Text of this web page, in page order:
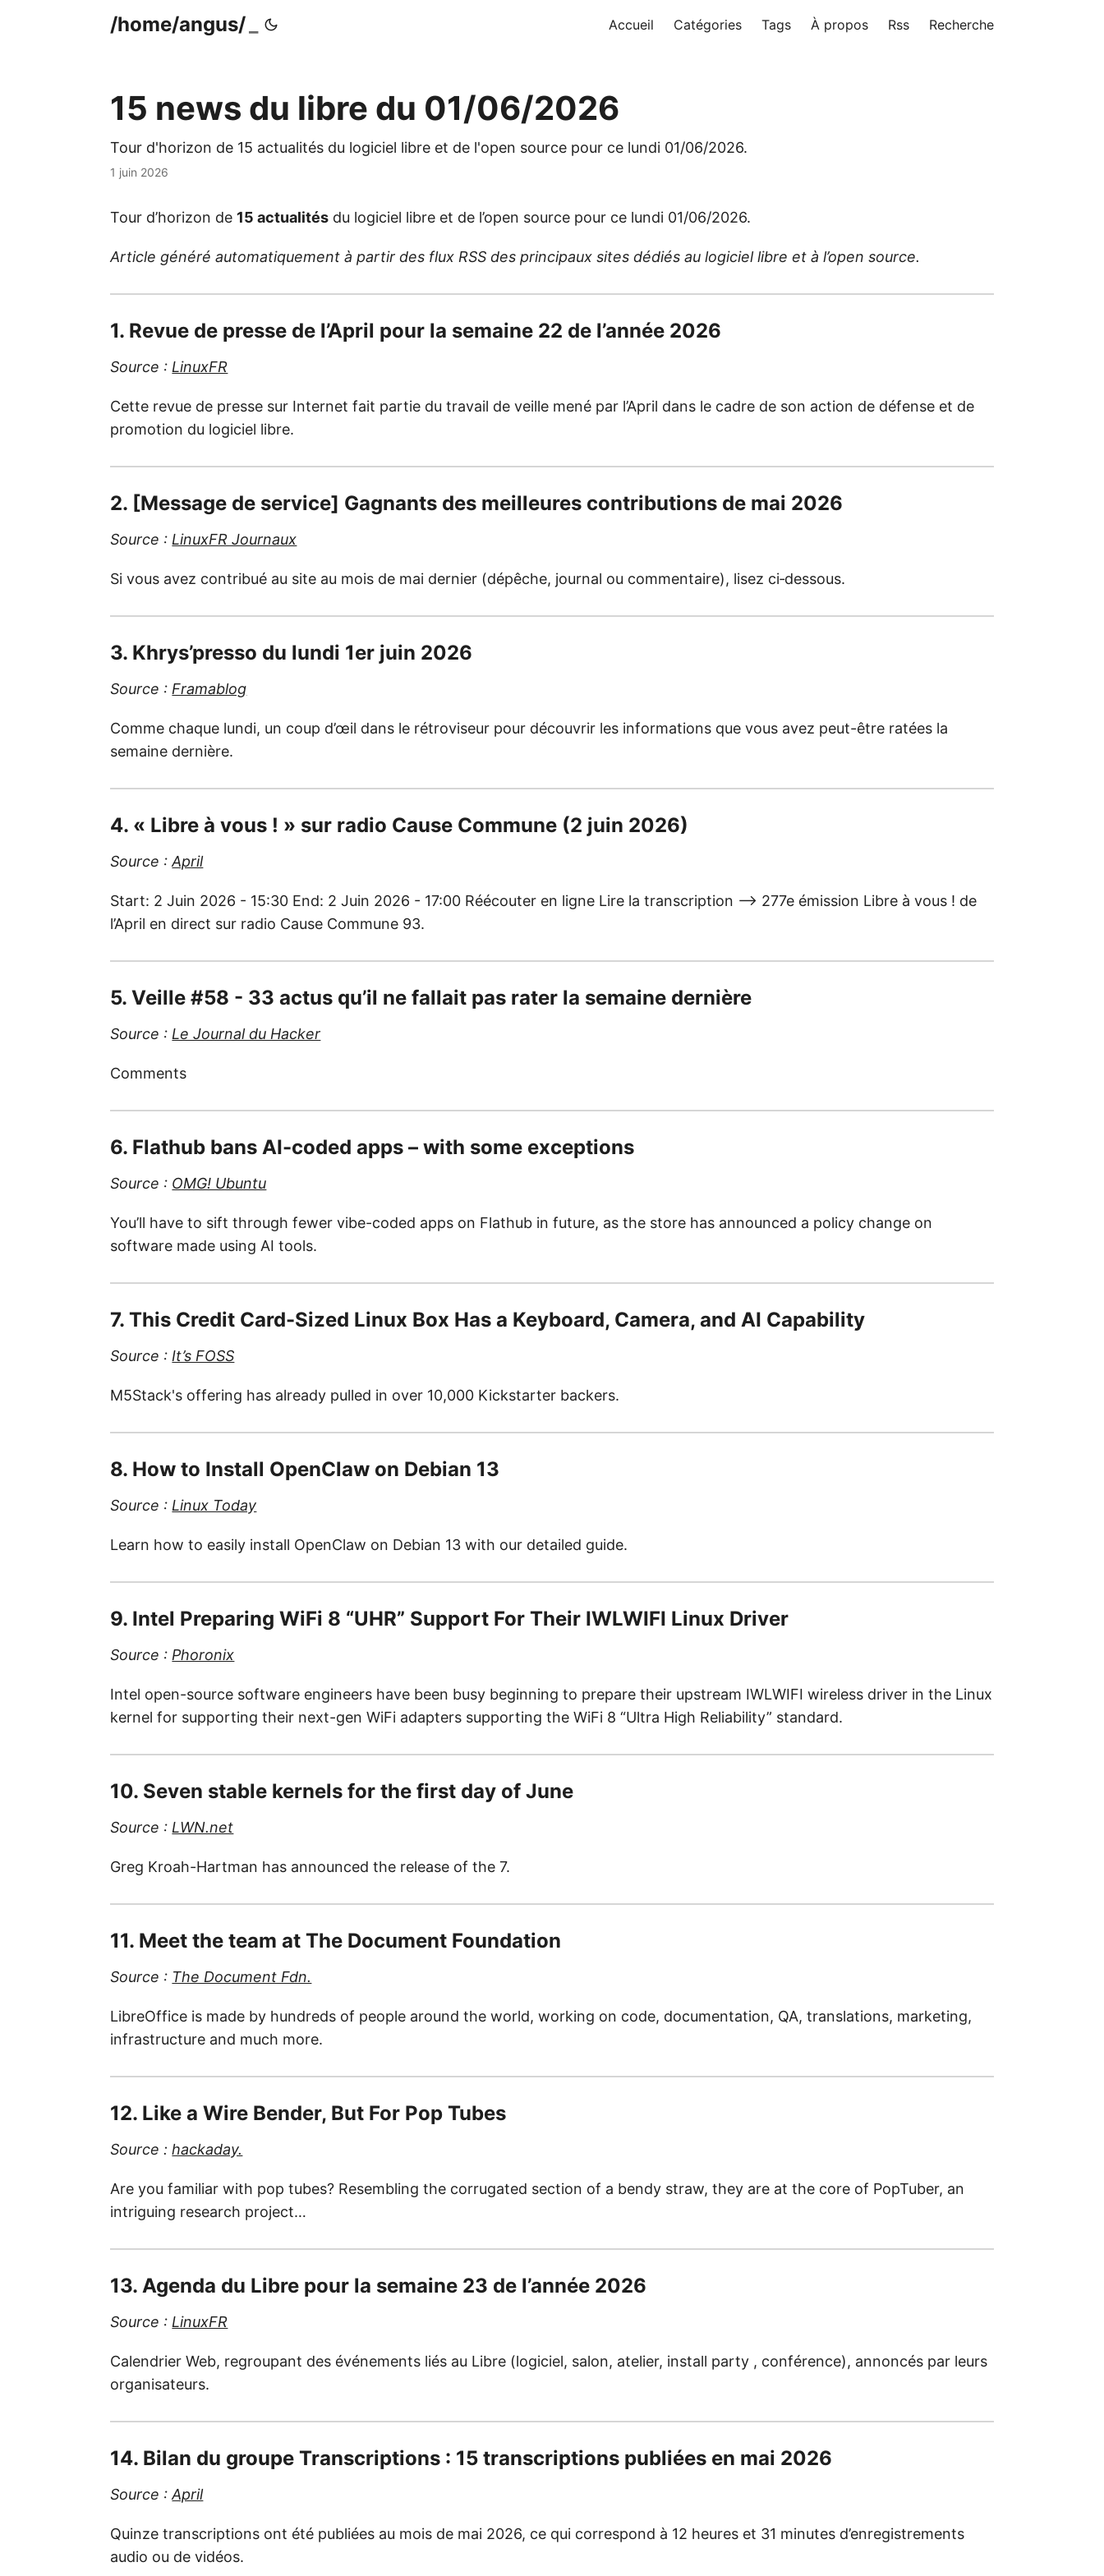
/home/angus/ Accueil Catégories Tags À propos Rss Recherche
15 news du libre du 01/06/2026
Tour d'horizon de 15 actualités du logiciel libre et de l'open source pour ce lundi 01/06/2026.
1 juin 2026
Tour d’horizon de 15 actualités du logiciel libre et de l’open source pour ce lundi 01/06/2026.
Article généré automatiquement à partir des flux RSS des principaux sites dédiés au logiciel libre et à l’open source.
1. Revue de presse de l’April pour la semaine 22 de l’année 2026
Source : LinuxFR
Cette revue de presse sur Internet fait partie du travail de veille mené par l’April dans le cadre de son action de défense et de
promotion du logiciel libre.
2. [Message de service] Gagnants des meilleures contributions de mai 2026
Source : LinuxFR Journaux
Si vous avez contribué au site au mois de mai dernier (dépêche, journal ou commentaire), lisez ci‑dessous.
3. Khrys’presso du lundi 1er juin 2026
Source : Framablog
Comme chaque lundi, un coup d’œil dans le rétroviseur pour découvrir les informations que vous avez peut-être ratées la
semaine dernière.
4. « Libre à vous ! » sur radio Cause Commune (2 juin 2026)
Source :April
Start: 2 Juin 2026 - 15:30 End: 2 Juin 2026 - 17:00 Réécouter en ligne Lire la transcription –> 277e émission Libre à vous ! de
l’April en direct sur radio Cause Commune 93.
5. Veille #58 - 33 actus qu’il ne fallait pas rater la semaine dernière
Source : Le Journal du Hacker
Comments
6. Flathub bans AI-coded apps – with some exceptions
Source : OMG! Ubuntu
You’ll have to sift through fewer vibe-coded apps on Flathub in future, as the store has announced a policy change on
software made using AI tools.
7. This Credit Card-Sized Linux Box Has a Keyboard, Camera, and AI Capability
Source : It’s FOSS
M5Stack's offering has already pulled in over 10,000 Kickstarter backers.
8. How to Install OpenClaw on Debian 13
Source : Linux Today
Learn how to easily install OpenClaw on Debian 13 with our detailed guide.
9. Intel Preparing WiFi 8 “UHR” Support For Their IWLWIFI Linux Driver
Source : Phoronix
Intel open-source software engineers have been busy beginning to prepare their upstream IWLWIFI wireless driver in the Linux
kernel for supporting their next-gen WiFi adapters supporting the WiFi 8 “Ultra High Reliability” standard.
10. Seven stable kernels for the first day of June
Source : LWN.net
Greg Kroah-Hartman has announced the release of the 7.
11. Meet the team at The Document Foundation
Source : The Document Fdn.
LibreOffice is made by hundreds of people around the world, working on code, documentation, QA, translations, marketing,
infrastructure and much more.
12. Like a Wire Bender, But For Pop Tubes
Source :hackaday.
Are you familiar with pop tubes? Resembling the corrugated section of a bendy straw, they are at the core of PopTuber, an
intriguing research project…
13. Agenda du Libre pour la semaine 23 de l’année 2026
Source : LinuxFR
Calendrier Web, regroupant des événements liés au Libre (logiciel, salon, atelier, install party , conférence), annoncés par leurs
organisateurs.
14. Bilan du groupe Transcriptions : 15 transcriptions publiées en mai 2026
Source :April
Quinze transcriptions ont été publiées au mois de mai 2026, ce qui correspond à 12 heures et 31 minutes d’enregistrements
audio ou de vidéos.